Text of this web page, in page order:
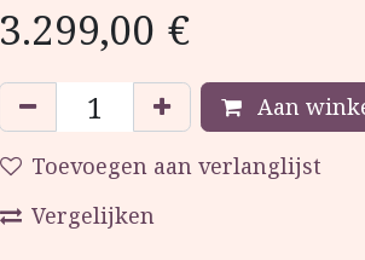
3.299,00 €
Aan
Toevoegen aan verlanglijst
Vergelijken